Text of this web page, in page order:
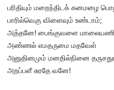
பரிதியும் மறைந்திடக் கனமழை
பாரில்வெகு விளைவும் உண்டாம்;
அத்தனே! பைங்குவளை
அண்ணல் எமதருமை மதவேள்
அனுதினமும் மனதில்நினை
அறப்பளீ சுரதே வனே!